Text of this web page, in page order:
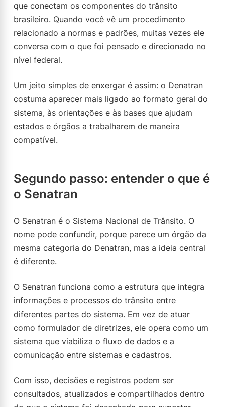
que conectam os componentes do trânsito
brasileiro. Quando você vê um procedimento
relacionado a normas e padrões, muitas vezes ele
conversa com o que foi pensado e direcionado no
nível federal.
Um jeito simples de enxergar é assim: o Denatran
costuma aparecer mais ligado ao formato geral do
sistema, às orientações e às bases que ajudam
estados e órgãos a trabalharem de maneira
compatível.
Segundo passo: entender o que é
o Senatran
O Senatran é o Sistema Nacional de Trânsito. O
nome pode confundir, porque parece um órgão da
mesma categoria do Denatran, mas a ideia central
é diferente.
O Senatran funciona como a estrutura que integra
informações e processos do trânsito entre
diferentes partes do sistema. Em vez de atuar
como formulador de diretrizes, ele opera como um
sistema que viabiliza o fluxo de dados e a
comunicação entre sistemas e cadastros.
Com isso, decisões e registros podem ser
consultados, atualizados e compartilhados dentro